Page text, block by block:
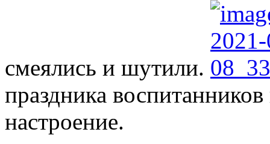
смеялись и шутили.
праздника
настроение.